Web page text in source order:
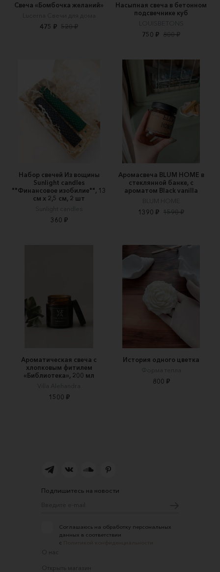
Свеча «Бомбочка желаний»
Lucerna Свечи для дома
475 ₽ 520 ₽
Насыпная свеча в бетонном
подсвечнике куб
LOUISBETONS
750 ₽ 800 ₽
Набор свечей Из вощины
Sunlight candles
""Финансовое изобилие"", 13
см х 2,5 см, 2 шт
Sunlight candles
360 ₽
Аромасвеча BLUM HOME в
стеклянной банке, с
ароматом Black vanilla
BLUM HOME
1390 ₽ 1590 ₽
Ароматическая свеча с
хлопковым фитилем
«Библиотека», 200 мл
Villa Alehandra
1500 ₽
История одного цветка
Форма тепла
800 ₽
Подпишитесь на новости
Соглашаюсь на обработку персональных
данных в соответствии
с
О нас
Открыть магазин